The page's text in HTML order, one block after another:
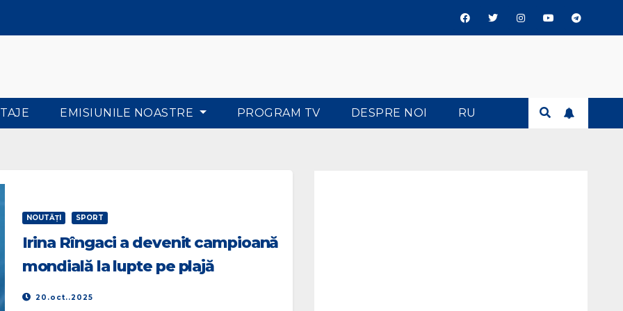
EMISIUNILE NOASTRE PROGRAM TV DESPRE NOI RU
NOUTĂŢI SPORT
Irina Rîngaci a devenit campioană
mondială la lupte pe plajă
20.oct..2025